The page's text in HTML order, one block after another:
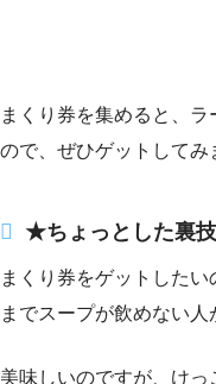
まくり券を集めると、
ので、ぜひゲットしてみ
★ちょっとした裏
まくり券をゲットした
までスープが飲めない人
美味しいのですが、けっ